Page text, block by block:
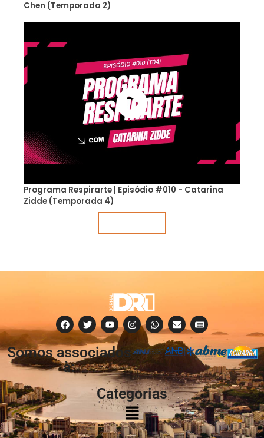
Chen (Temporada 2)
Programa Respirarte | Episódio #010 - Catarina
Zidde (Temporada 4)
Somos associados
à:
Categorias